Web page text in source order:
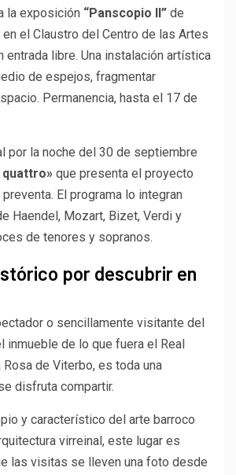
la exposición “Panscopio II” de
el Claustro del Centro de las Artes
entrada libre. Una instalación artística
de espejos, fragmentar
Permanencia, hasta el 17 de
por la noche del 30 de septiembre
quattro» que presenta el proyecto
El programa lo integran
Haendel, Mozart, Bizet, Verdi y
de tenores y sopranos.
por descubrir en
o sencillamente visitante del
inmueble de lo que fuera el Real
de Viterbo, es toda una
disfruta compartir.
y característico del arte barroco
virreinal, este lugar es
las visitas se lleven una foto desde